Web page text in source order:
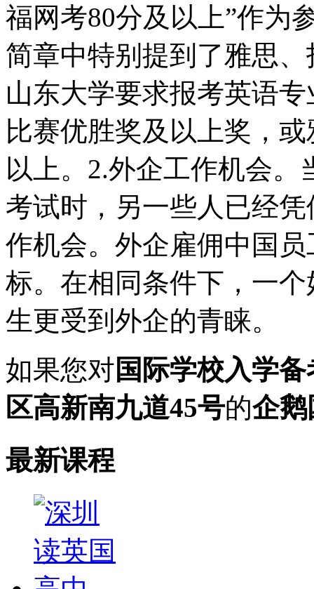
福网考80分及以上”作为
简章中特别提到了雅思
山东大学要求报考英语
比赛优胜奖及以上奖，
以上。2.外企工作机会
考试时，另一些人已经
作机会。外企雇佣中国
标。在相同条件下，一
生更受到外企的青睐。
如果您对国际学校入学备
区高新南九道45号的企鹅
最新课程